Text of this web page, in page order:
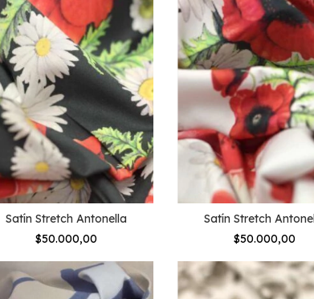
Satín Stretch Antonella
$50.000,00
Satín Stretch
$50.000,00